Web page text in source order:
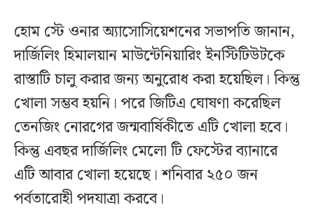
হোম স্টে ওনার অ্যাসোসিয়েশনের সভাপতি জানান,
দার্জিলিং হিমালয়ান মাউন্টেনিয়ারিং ইনস্টিটিউটকে
রাস্তাটি চালু করার জন্য অনুরোধ করা হয়েছিল। কিন্তু
খোলা সম্ভব হয়নি। পরে জিটিএ ঘোষণা করেছিল
তেনজিং নোরগের জন্মবার্ষিকীতে এটি খোলা হবে।
কিন্তু এবছর দার্জিলিং মেলো টি ফেস্টের ব্যানারে
এটি আবার খোলা হয়েছে। শনিবার ২৫০ জন
পর্বতারোহী পদযাত্রা করবে।